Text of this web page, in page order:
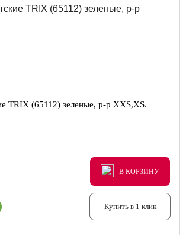
TRIX (65112) зеленые, р-р XXS,XS.
В КОРЗИНУ
В КОРЗИНУ
В КОРЗИНУ
Купить в 1 клик